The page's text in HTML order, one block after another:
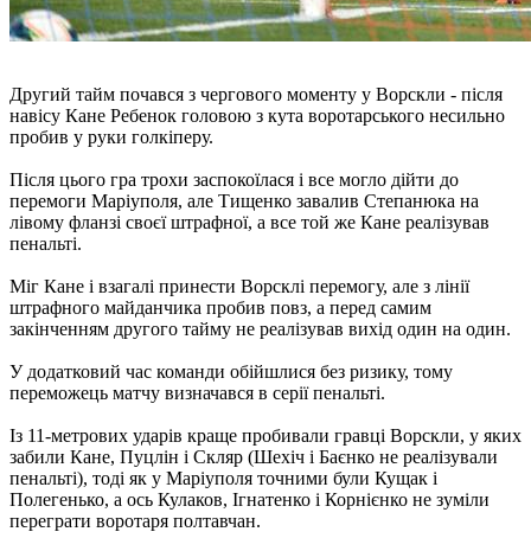
Другий тайм почався з чергового моменту у Ворскли - після
навісу Кане Ребенок головою з кута воротарського несильно
пробив у руки голкіперу.
Після цього гра трохи заспокоїлася і все могло дійти до
перемоги Маріуполя, але Тищенко завалив Степанюка на
лівому фланзі своєї штрафної, а все той же Кане реалізував
пенальті.
Міг Кане і взагалі принести Ворсклі перемогу, але з лінії
штрафного майданчика пробив повз, а перед самим
закінченням другого тайму не реалізував вихід один на один.
У додатковий час команди обійшлися без ризику, тому
переможець матчу визначався в серії пенальті.
Із 11-метрових ударів краще пробивали гравці Ворскли, у яких
забили Кане, Пуцлін і Скляр (Шехіч і Баєнко не реалізували
пенальті), тоді як у Маріуполя точними були Кущак і
Полегенько, а ось Кулаков, Ігнатенко і Корнієнко не зуміли
переграти воротаря полтавчан.